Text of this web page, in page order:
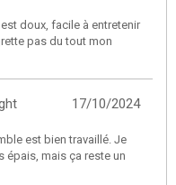
doux, facile à entretenir
pas du tout mon
17/10/2024
est bien travaillé. Je
épais, mais ça reste un